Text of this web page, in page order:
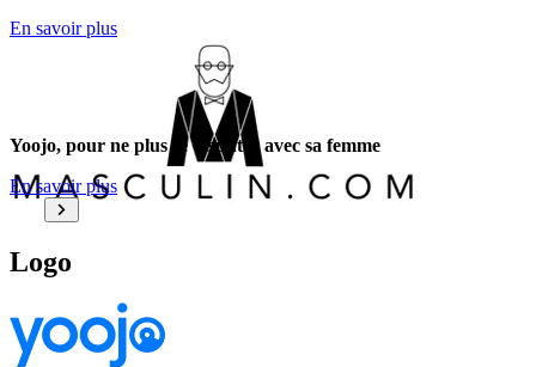
En savoir plus
Yoojo, pour ne plus se disputer avec sa femme
En savoir plus
Logo